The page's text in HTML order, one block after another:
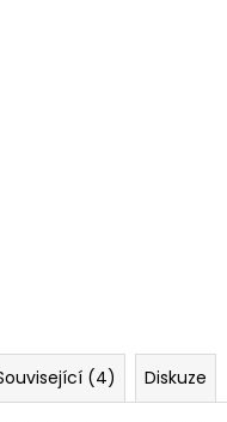
(4) Diskuze